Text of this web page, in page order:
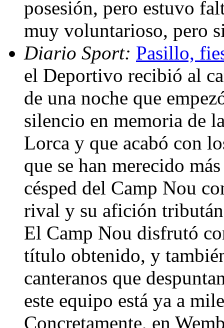
posesión, pero estuvo
muy voluntarioso, pero
Diario Sport: Pasillo,
el Deportivo recibió al
de una noche que
silencio en memoria de
Lorca y que acabó con
que se han merecido
césped del Camp Nou
rival y su afición
El Camp Nou disfrutó
título obtenido, y
canteranos que
este equipo está ya a
Concretamente, en